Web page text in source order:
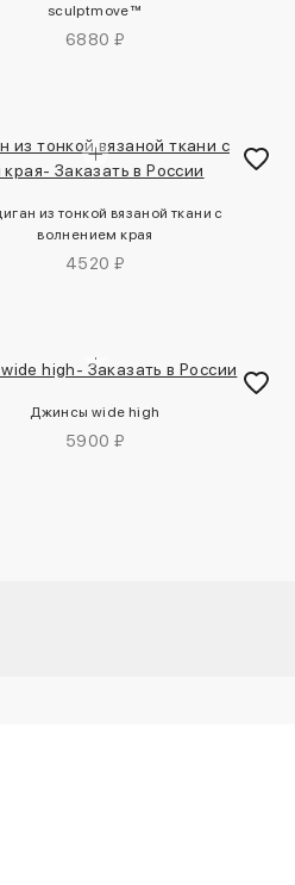
sculptmove™
6880 ₽
из тонкой вязаной ткани с
волнением края
4520 ₽
Джинсы wide high
5900 ₽